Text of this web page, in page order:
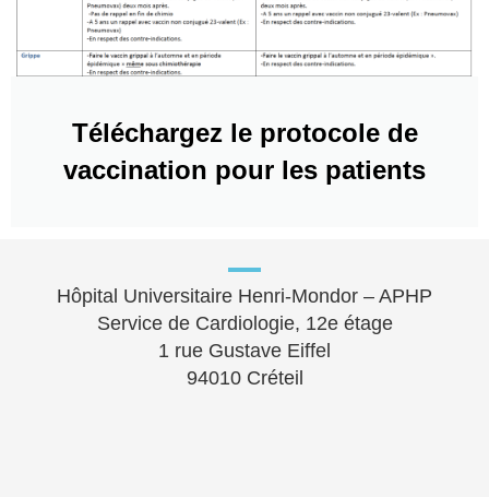
Téléchargez le protocole de
vaccination pour les patients
Hôpital Universitaire Henri-Mondor – APHP
Service de Cardiologie, 12e étage
1 rue Gustave Eiffel
94010 Créteil